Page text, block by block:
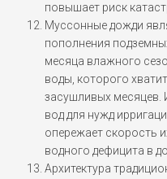
повышает риск
Муссонные дожди
пополнения
месяца влажного
воды, которого
засушливых месяцев.
вод для нужд
опережает скорость
водного дефицита в
Архитектура